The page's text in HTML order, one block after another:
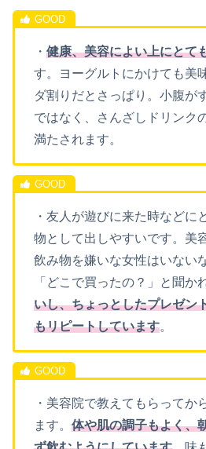
・ 健康、美容によい上にとて
す。ヨーグルトにかけても美
ダ割りだとさっぱり。小腹が
ではなく、さんざしドリンク
満たされます。
・友人が遊びに来た時などに
物として出しやすいです。美
飲み物を嫌いな女性はいない
「どこで買ったの？」と聞か
いし、ちょっとしたプレゼン
もリピートしています。
・美容院で教えてもらってか
ます。 体や肌の調子もよく、